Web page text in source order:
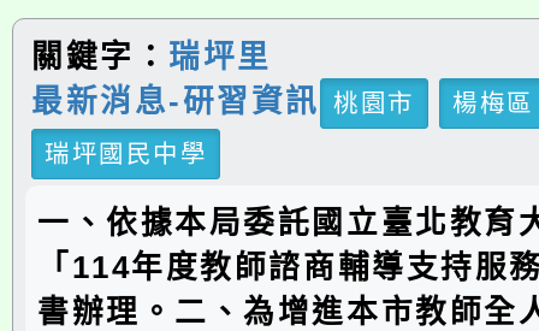
關鍵字： 瑞坪里
最新消息-研習資訊
桃園市
楊梅區
瑞坪國民中學
一、依據本局委託國立臺北教育
「114年度教師諮商輔導支持服
書辦理。二、為增進本市教師全